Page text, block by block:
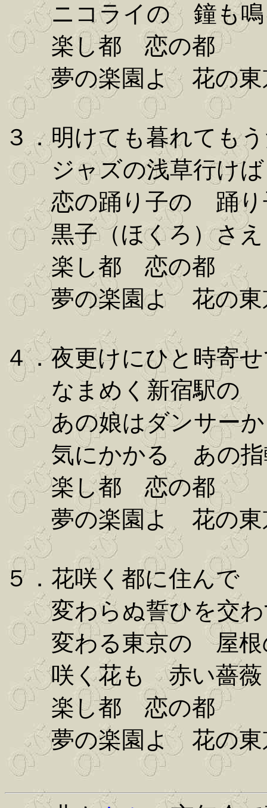
ニコライの 鐘も鳴
楽し都 恋の都
夢の楽園よ 花の東
３．明けても暮れても
ジャズの浅草行けば
恋の踊り子の 踊り
黒子（ほくろ）さ
楽し都 恋の都
夢の楽園よ 花の東
４．夜更けにひと時寄
なまめく新宿駅の
あの娘はダンサー
気にかかる あの指
楽し都 恋の都
夢の楽園よ 花の東
５．花咲く都に住んで
変わらぬ誓ひを交わ
変わる東京の 屋根
咲く花も 赤い薔薇
楽し都 恋の都
夢の楽園よ 花の東